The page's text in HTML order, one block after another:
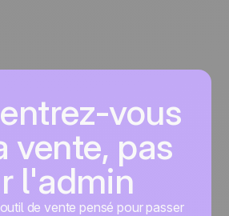
vous
vente, pas
l'admin
de vente pensé pour passer